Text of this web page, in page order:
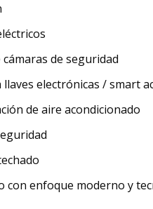
cámaras de seguridad
llaves electrónicas / smart
de aire acondicionado
con enfoque moderno y